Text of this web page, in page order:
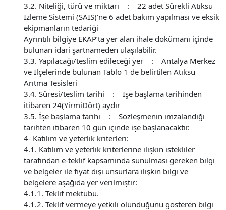
3.2. Niteliği, türü ve miktarı : 22 adet Sürekli Atıksu
İzleme Sistemi (SAİS)’ne 6 adet bakım yapılması ve eksik
ekipmanların tedariği
Ayrıntılı bilgiye EKAP’ta yer alan ihale dokümanı içinde
bulunan idari şartnameden ulaşılabilir.
3.3. Yapılacağı/teslim edileceği yer : Antalya Merkez
ve İlçelerinde bulunan Tablo 1 de belirtilen Atıksu
Arıtma Tesisleri
3.4. Süresi/teslim tarihi : İşe başlama tarihinden
itibaren 24(YirmiDört) aydır
3.5. İşe başlama tarihi : Sözleşmenin imzalandığı
tarihten itibaren 10 gün içinde işe başlanacaktır.
4- Katılım ve yeterlik kriterleri:
4.1. Katılım ve yeterlik kriterlerine ilişkin istekliler
tarafından e-teklif kapsamında sunulması gereken bilgi
ve belgeler ile fiyat dışı unsurlara ilişkin bilgi ve
belgelere aşağıda yer verilmiştir:
4.1.1. Teklif mektubu.
4.1.2. Teklif vermeye yetkili olunduğunu gösteren bilgi